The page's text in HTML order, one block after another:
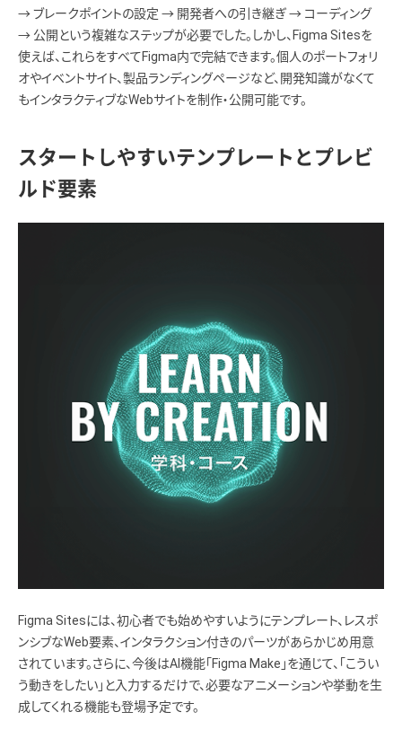
→ ブレークポイントの設定 → 開発者への引き継ぎ → コーディング
→ 公開という複雑なステップが必要でした。しかし、Figma Sitesを
使えば、これらをすべてFigma内で完結できます。個人のポートフォリ
オやイベントサイト、製品ランディングページなど、開発知識がなくて
もインタラクティブなWebサイトを制作・公開可能です。
スタートしやすいテンプレートとプレビ
ルド要素
Figma Sitesには、初心者でも始めやすいようにテンプレート、レスポ
ンシブなWeb要素、インタラクション付きのパーツがあらかじめ用意
されています。さらに、今後はAI機能「Figma Make」を通じて、「こうい
う動きをしたい」と入力するだけで、必要なアニメーションや挙動を生
成してくれる機能も登場予定です。